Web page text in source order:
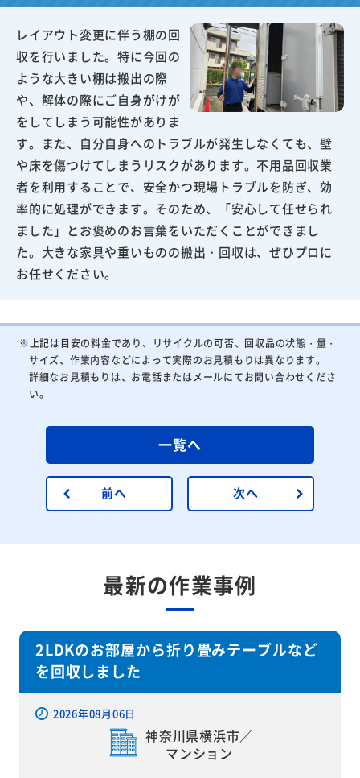
レイアウト変更に伴う棚の回
収を行いました。特に今回の
ような大きい棚は搬出の際
や、解体の際にご自身がけが
をしてしまう可能性がありま
す。また、自分自身へのトラブルが発生しなくても、壁
や床を傷つけてしまうリスクがあります。不用品回収業
者を利用することで、安全かつ現場トラブルを防ぎ、効
率的に処理ができます。そのため、「安心して任せられ
ました」とお褒めのお言葉をいただくことができまし
た。大きな家具や重いものの搬出・回収は、ぜひプロに
お任せください。
※上記は目安の料金であり、リサイクルの可否、回収品の状態・量・
サイズ、作業内容などによって実際のお見積もりは異なります。
詳細なお見積もりは、お電話またはメールにてお問い合わせくださ
い。
前へ
一覧へ
次へ
最新の作業事例
2LDKのお部屋から折り畳みテーブルなど
を回収しました
2026年08月06日
神奈川県横浜市／
マンション